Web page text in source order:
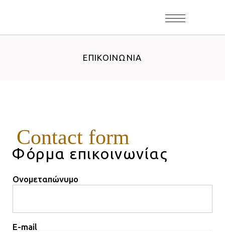
ΕΠΙΚΟΙΝΩΝΊΑ
Contact form
Φόρμα επικοινωνίας
Ονομεταπώνυμο
E-mail